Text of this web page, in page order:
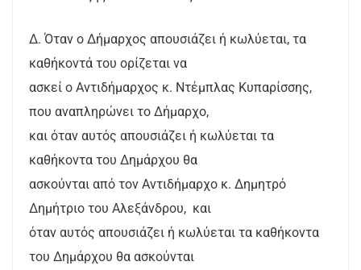
Δ. Όταν ο Δήμαρχος απουσιάζει ή κωλύεται, τα
καθήκοντά του ορίζεται να
ασκεί ο Αντιδήμαρχος κ. Ντέμπλας Κυπαρίσσης,
που αναπληρώνει το Δήμαρχο,
και όταν αυτός απουσιάζει ή κωλύεται τα
καθήκοντα του Δημάρχου θα
ασκούνται από τον Αντιδήμαρχο κ. Δημητρό
Δημήτριο του Αλεξάνδρου, και
όταν αυτός απουσιάζει ή κωλύεται τα καθήκοντα
του Δημάρχου θα ασκούνται